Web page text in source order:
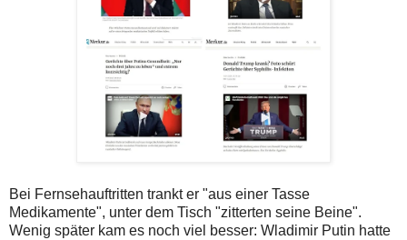
Bei Fernsehauftritten trankt er "aus einer Tasse
Medikamente", unter dem Tisch "zitterten seine Beine".
Wenig später kam es noch viel besser: Wladimir Putin hatte